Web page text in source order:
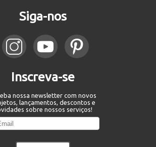
Siga-nos
Inscreva-se
nossa newsletter com novos
lançamentos, descontos e
sobre nossos serviços!